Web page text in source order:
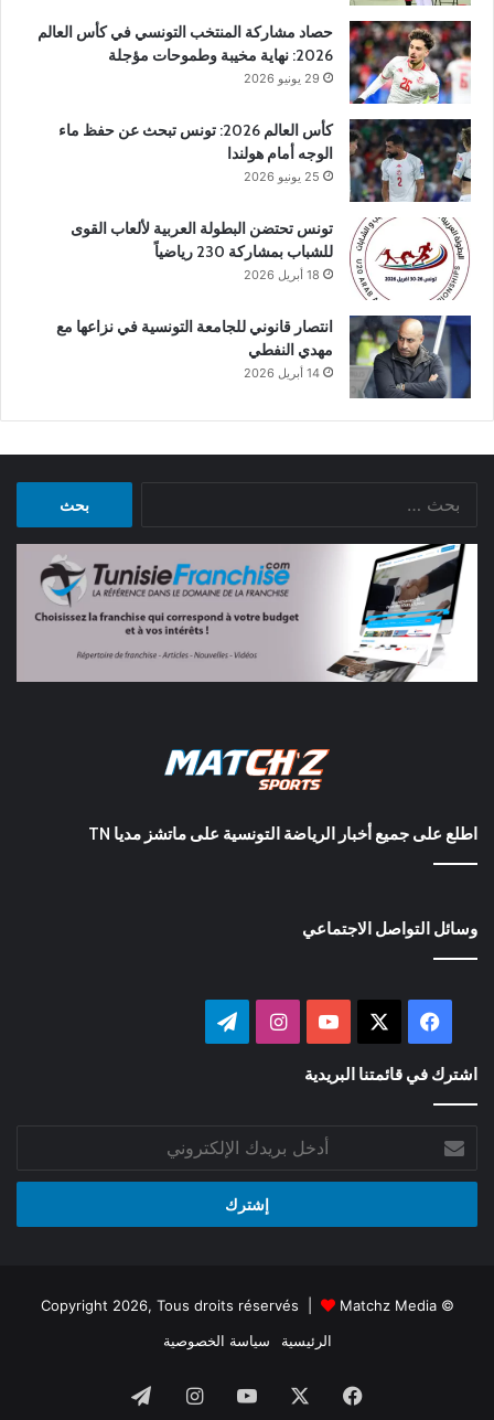
حصاد مشاركة المنتخب التونسي في كأس العالم
2026: نهاية مخيبة وطموحات مؤجلة
29 يونيو 2026
كأس العالم 2026: تونس تبحث عن حفظ ماء
الوجه أمام هولندا
25 يونيو 2026
تونس تحتضن البطولة العربية لألعاب القوى
للشباب بمشاركة 230 رياضياً
18 أبريل 2026
انتصار قانوني للجامعة التونسية في نزاعها مع
مهدي النفطي
14 أبريل 2026
اطلع على جميع أخبار الرياضة التونسية على ماتشز مديا TN
وسائل التواصل الاجتماعي
فيسبوك ‫YouTubeانستقرام
اشترك في قائمتنا البريدية
بريدك
الإلكتروني
© Copyright 2026, Tous droits réservés |
Matchz Media
الرئيسية
سياسة الخصوصية
فيسبوك ‫YouTubeانستقرام